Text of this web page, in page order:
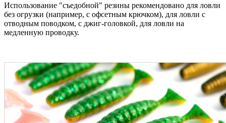
Использование "съедобной" резины рекомендовано для ловли
без огрузки (например, с офсетным крючком), для ловли с
отводным поводком, с джиг-головкой, для ловли на
медленную проводку.